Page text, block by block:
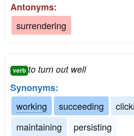
Antonyms:
surrendering
verb to turn out well
Synonyms:
working
succeeding
maintaining
persisting